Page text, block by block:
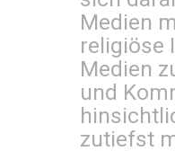
Medien
religiöse
Medien
und
zutiefst